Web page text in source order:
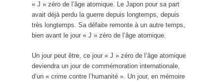
« J » zéro de l’âge atomique. Le Japon pour sa part
avait déjà perdu la guerre depuis longtemps, depuis
très longtemps. Sa défaite remonte à un autre temps,
bien avant le jour « J » zéro de l’âge atomique.
Un jour peut être, ce jour « J » zéro de l’âge atomique
deviendra un jour de commémoration internationale,
d’un « crime contre l’humanité ». Un jour, en mémoire